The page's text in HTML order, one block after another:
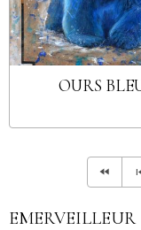
OURS
EMERVEILLEUR